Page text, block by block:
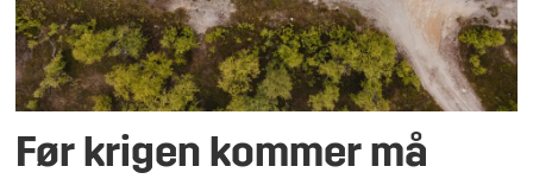
Før krigen kommer må